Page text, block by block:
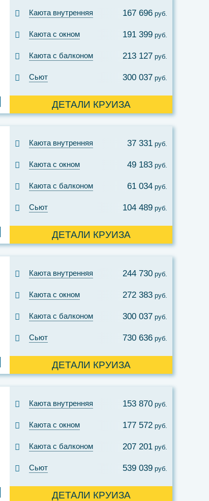
Каюта внутренняя 167 696 руб.
Каюта с окном 191 399 руб.
Каюта с балконом 213 127 руб.
Сьют 300 037 руб.
ДЕТАЛИ КРУИЗА
Каюта внутренняя 37 331 руб.
Каюта с окном 49 183 руб.
Каюта с балконом 61 034 руб.
Сьют 104 489 руб.
ДЕТАЛИ КРУИЗА
Каюта внутренняя 244 730 руб.
Каюта с окном 272 383 руб.
Каюта с балконом 300 037 руб.
Сьют 730 636 руб.
ДЕТАЛИ КРУИЗА
Каюта внутренняя 153 870 руб.
Каюта с окном 177 572 руб.
Каюта с балконом 207 201 руб.
Сьют 539 039 руб.
ДЕТАЛИ КРУИЗА